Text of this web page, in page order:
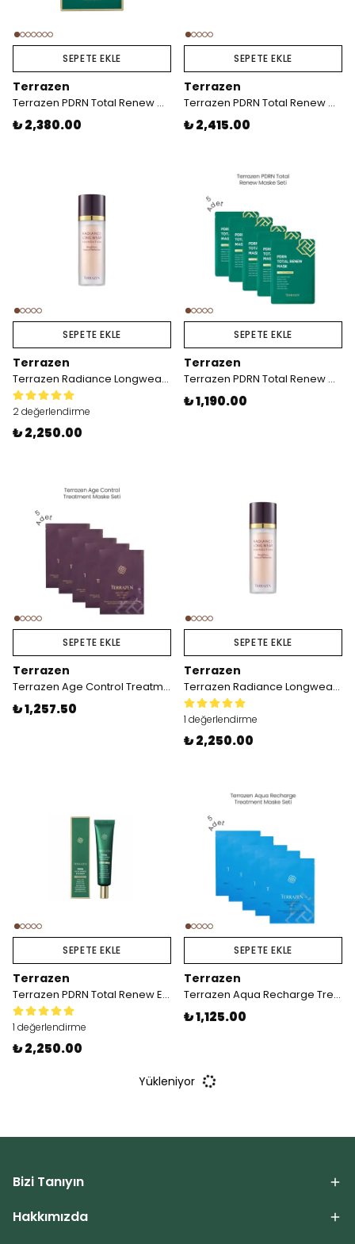
SEPETE EKLE
Terrazen
Terrazen PDRN Total Renew Maske x10
₺ 2,380.00
SEPETE EKLE
Terrazen
Terrazen PDRN Total Renew Cream
₺ 2,415.00
SEPETE EKLE
Terrazen
Terrazen Radiance Longwear Foundation N23
2 değerlendirme
₺ 2,250.00
SEPETE EKLE
Terrazen
Terrazen PDRN Total Renew Maske x5
₺ 1,190.00
SEPETE EKLE
Terrazen
Terrazen Age Control Treatment Mask 5x27 mL
₺ 1,257.50
SEPETE EKLE
Terrazen
Terrazen Radiance Longwear Foundation N21
1 değerlendirme
₺ 2,250.00
SEPETE EKLE
Terrazen
Terrazen PDRN Total Renew Eye Cream
1 değerlendirme
₺ 2,250.00
SEPETE EKLE
Terrazen
Terrazen Aqua Recharge Treatment Mask 5x27 mL
₺ 1,125.00
Yükleniyor
Bizi Tanıyın
Hakkımızda